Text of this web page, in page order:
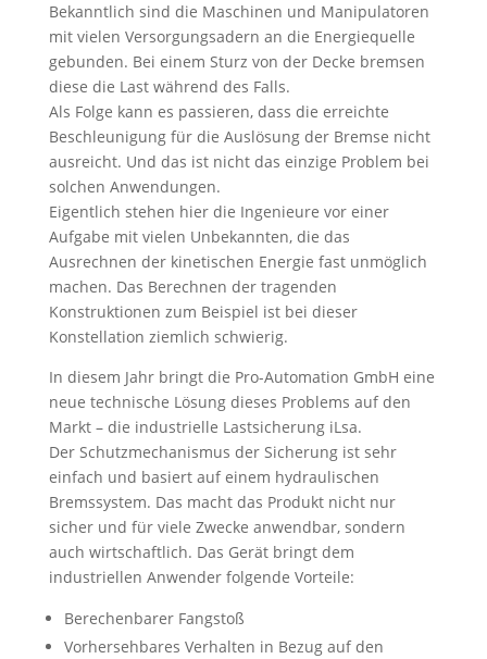
Bekanntlich sind die Maschinen und Manipulatoren
mit vielen Versorgungsadern an die Energiequelle
gebunden. Bei einem Sturz von der Decke bremsen
diese die Last während des Falls.
Als Folge kann es passieren, dass die erreichte
Beschleunigung für die Auslösung der Bremse nicht
ausreicht. Und das ist nicht das einzige Problem bei
solchen Anwendungen.
Eigentlich stehen hier die Ingenieure vor einer
Aufgabe mit vielen Unbekannten, die das
Ausrechnen der kinetischen Energie fast unmöglich
machen. Das Berechnen der tragenden
Konstruktionen zum Beispiel ist bei dieser
Konstellation ziemlich schwierig.
In diesem Jahr bringt die Pro-Automation GmbH eine
neue technische Lösung dieses Problems auf den
Markt – die industrielle Lastsicherung iLsa.
Der Schutzmechanismus der Sicherung ist sehr
einfach und basiert auf einem hydraulischen
Bremssystem. Das macht das Produkt nicht nur
sicher und für viele Zwecke anwendbar, sondern
auch wirtschaftlich. Das Gerät bringt dem
industriellen Anwender folgende Vorteile:
Berechenbarer Fangstoß
Vorhersehbares Verhalten in Bezug auf den